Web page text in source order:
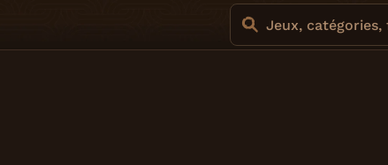
Jeux, catégories,